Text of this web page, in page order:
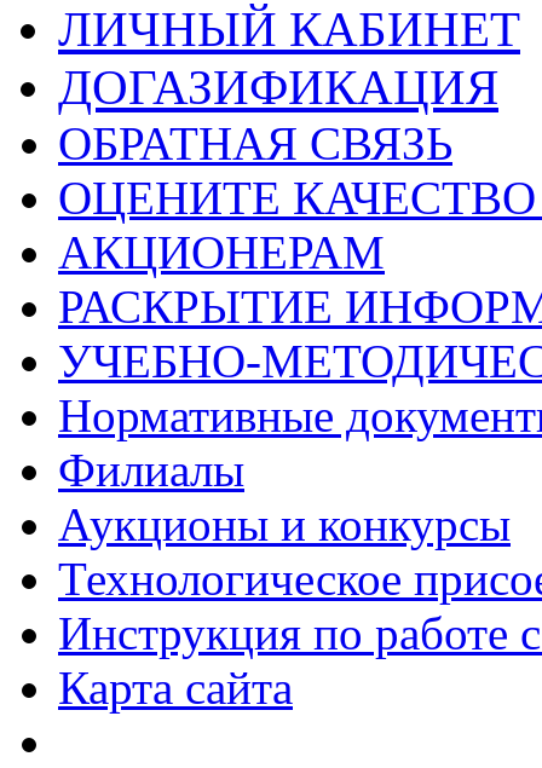
ЛИЧНЫЙ КАБИНЕТ
ДОГАЗИФИКАЦИЯ
ОБРАТНАЯ СВЯЗЬ
ОЦЕНИТЕ
АКЦИОНЕРАМ
РАСКРЫТИЕ
УЧЕБНО-
Нормативные
Филиалы
Аукционы и конкурсы
Технологическое
Инструкция по работе
Карта сайта